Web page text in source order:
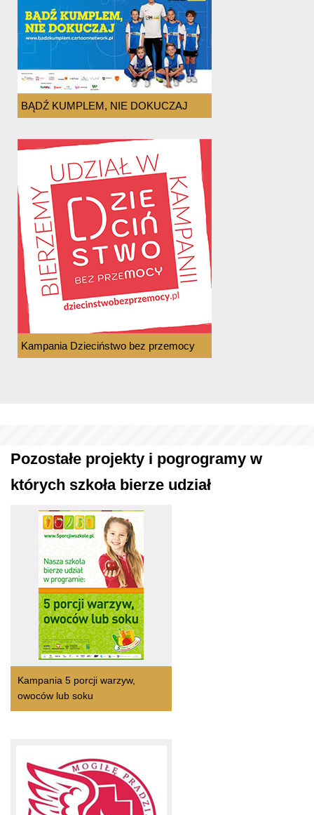
BĄDŹ KUMPLEM, NIE DOKUCZAJ
Kampania Dzieciństwo bez przemocy
Pozostałe projekty i pogrogramy w
których szkoła bierze udział
Kampania 5 porcji warzyw,
owoców lub soku